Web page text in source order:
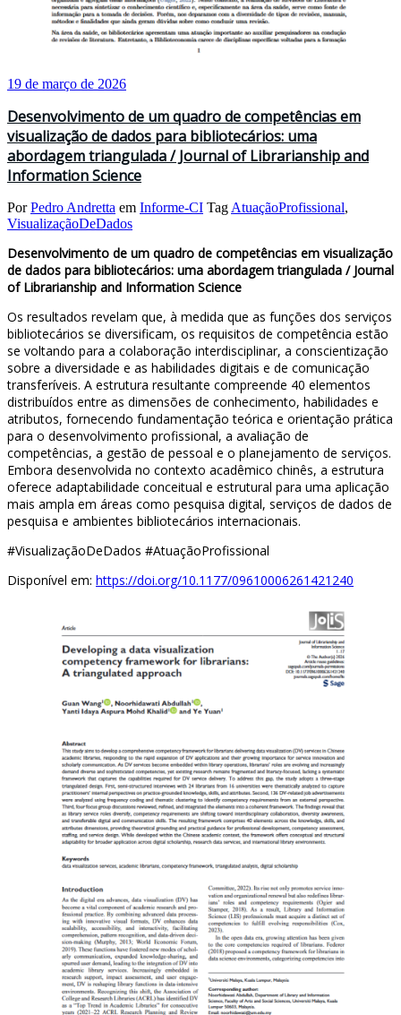
19 de março de 2026
Desenvolvimento de um quadro de competências em
visualização de dados para bibliotecários: uma
abordagem triangulada / Journal of Librarianship and
Information Science
PorPedro Andretta em Informe-CI Tag AtuaçãoProfissional,
VisualizaçãoDeDados
Desenvolvimento de um quadro de competências em visualização
de dados para bibliotecários: uma abordagem triangulada / Journal
of Librarianship and Information Science
Os resultados revelam que, à medida que as funções dos serviços
bibliotecários se diversificam, os requisitos de competência estão
se voltando para a colaboração interdisciplinar, a conscientização
sobre a diversidade e as habilidades digitais e de comunicação
transferíveis. A estrutura resultante compreende 40 elementos
distribuídos entre as dimensões de conhecimento, habilidades e
atributos, fornecendo fundamentação teórica e orientação prática
para o desenvolvimento profissional, a avaliação de
competências, a gestão de pessoal e o planejamento de serviços.
Embora desenvolvida no contexto acadêmico chinês, a estrutura
oferece adaptabilidade conceitual e estrutural para uma aplicação
mais ampla em áreas como pesquisa digital, serviços de dados de
pesquisa e ambientes bibliotecários internacionais.
#VisualizaçãoDeDados #AtuaçãoProfissional
Disponível em: https://doi.org/10.1177/09610006261421240